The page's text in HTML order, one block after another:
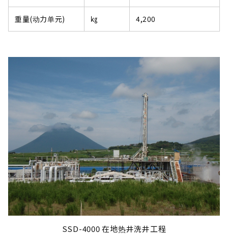
重量(动力单元) ㎏ 4,200
SSD-4000 在地热井洗井工程